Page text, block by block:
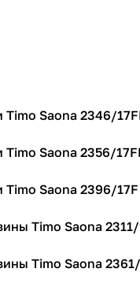
Timo Saona 2346/
Timo Saona 2356/
Timo Saona 2396/
Timo Saona
Timo Saona